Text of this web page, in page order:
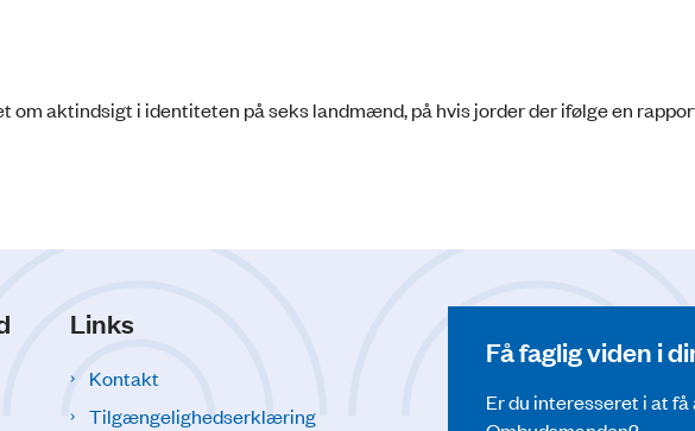
om aktindsigt i identiteten på seks land­mænd, på hvis jorder der ifølge en
Links
Kontakt
Tilgængelighedserklæring
Få faglig viden i
Er du interesseret i at